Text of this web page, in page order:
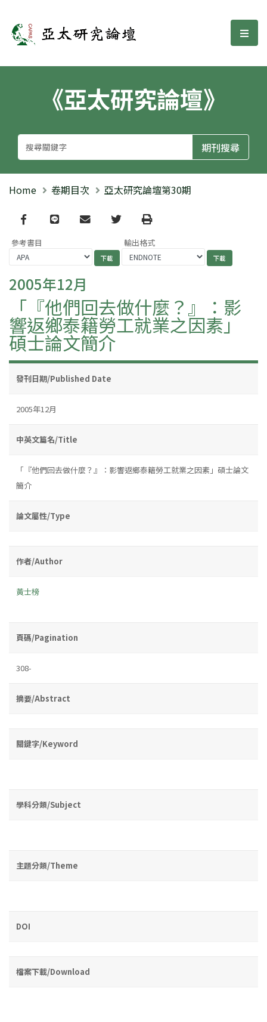
亞太研究論壇 選
《亞太研究論壇》
Home 卷期目次 亞太研究論壇第30期
Facebook
line email TwitterPrint
參考書目 輸出格式
2005年12月
「『他們回去做什麼？』：影
響返鄉泰籍勞工就業之因素」
碩士論文簡介
發刊日期/Published Date
2005年12月
中英文篇名/Title
「『他們回去做什麼？』：影響返鄉泰籍勞工就業之因素」碩士論文
簡介
論文屬性/Type
作者/Author
黃士榜
頁碼/Pagination
308-
摘要/Abstract
關鍵字/Keyword
學科分類/Subject
主題分類/Theme
DOI
檔案下載/Download